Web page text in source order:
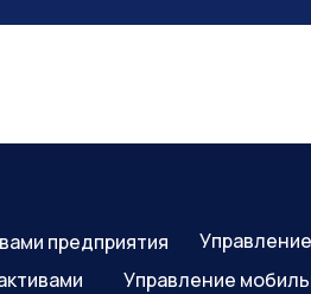
Управление
предприятия